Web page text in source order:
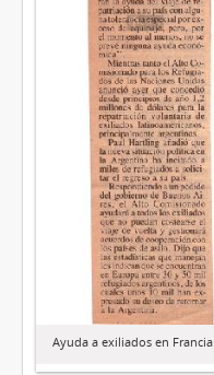
Ayuda a exiliados en Francia